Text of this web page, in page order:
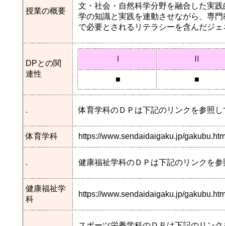
授業の概要
文・社会・自然科学分野を融合した実
学の知識と実践を連動させながら、専
で必要とされるリテラシーを含んだジ
DPとの関
連性
Ⅰ Ⅱ
■ ■
. 体育学科のＤＰは下記のリンクを参照
体育学科 https://www.sendaidaigaku.jp/
. 健康福祉学科のＤＰは下記のリンクを
健康福祉学
科
https://www.sendaidaigaku.jp/